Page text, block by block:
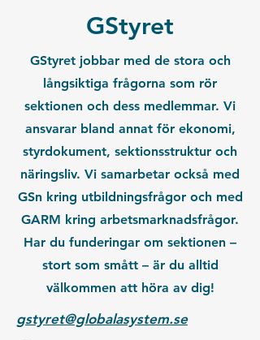
GStyret
GStyret jobbar med de stora och
långsiktiga frågorna som rör
sektionen och dess medlemmar. Vi
ansvarar bland annat för ekonomi,
styrdokument, sektionsstruktur och
näringsliv. Vi samarbetar också med
GSn kring utbildningsfrågor och med
GARM kring arbetsmarknadsfrågor.
Har du funderingar om sektionen –
stort som smått – är du alltid
välkommen att höra av dig!
gstyret@globalasystem.se